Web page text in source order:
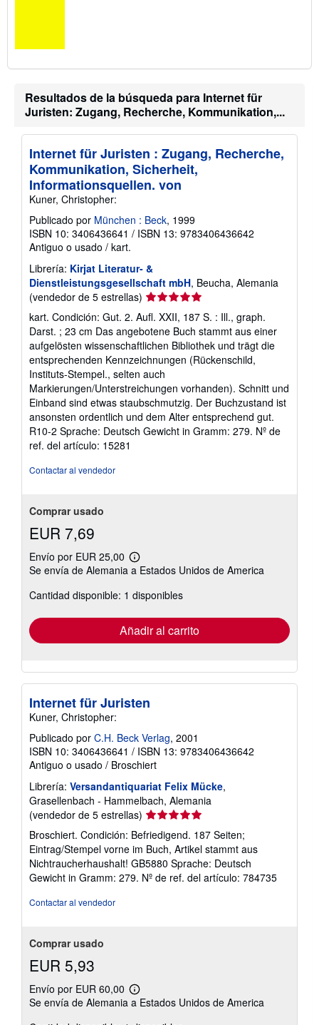
Resultados de la búsqueda para Internet für
Juristen: Zugang, Recherche, Kommunikation,...
Internet für Juristen : Zugang, Recherche,
Kommunikation, Sicherheit,
Informationsquellen. von
Kuner, Christopher:
Publicado por München : Beck, 1999
ISBN 10: 3406436641 / ISBN 13: 9783406436642
Antiguo o usado / kart.
Librería: Kirjat Literatur- &
Dienstleistungsgesellschaft mbH, Beucha, Alemania
(vendedor de 5 estrellas) Calificación
del
vendedor:
5
de
5
estrellas
kart. Condición: Gut. 2. Aufl. XXII, 187 S. : Ill., graph.
Darst. ; 23 cm Das angebotene Buch stammt aus einer
aufgelösten wissenschaftlichen Bibliothek und trägt die
entsprechenden Kennzeichnungen (Rückenschild,
Instituts-Stempel., selten auch
Markierungen/Unterstreichungen vorhanden). Schnitt und
Einband sind etwas staubschmutzig. Der Buchzustand ist
ansonsten ordentlich und dem Alter entsprechend gut.
R10-2 Sprache: Deutsch Gewicht in Gramm: 279. Nº de
ref. del artículo: 15281
Contactar al vendedor
Comprar usado
EUR 7,69
Envío por EUR 25,00
Más
información
las
tarifas
envío
Se envía de Alemania a Estados Unidos de America
Cantidad disponible: 1 disponibles
Añadir al carrito
Internet für Juristen
Kuner, Christopher:
Publicado por C.H. Beck Verlag, 2001
ISBN 10: 3406436641 / ISBN 13: 9783406436642
Antiguo o usado / Broschiert
Librería: Versandantiquariat Felix Mücke,
Grasellenbach - Hammelbach, Alemania
(vendedor de 5 estrellas) Calificación
del
vendedor:
5
de
5
Broschiert. Condición: Befriedigend. 187 Seiten;
Eintrag/Stempel vorne im Buch, Artikel stammt aus
Nichtraucherhaushalt! GB5880 Sprache: Deutsch
Gewicht in Gramm: 279. Nº de ref. del artículo: 784735
Contactar al vendedor
Comprar usado
EUR 5,93
Envío por EUR 60,00
Más
información
Se envía de Alemania a Estados Unidos de America